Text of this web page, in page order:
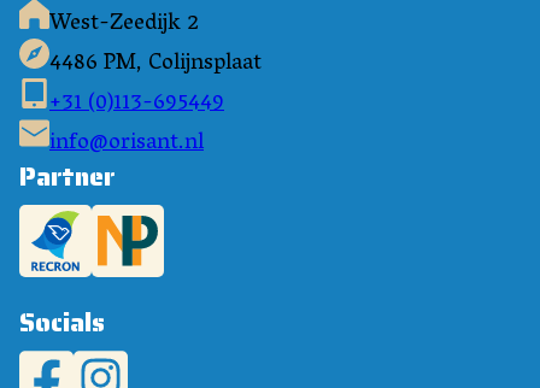
West-Zeedijk 2
4486 PM, Colijnsplaat
+31 (0)113-695449
info@orisant.nl
Partner
Socials